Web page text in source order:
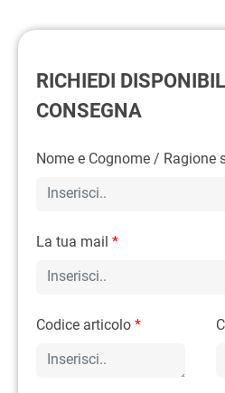
RICHIEDI
CONSEGNA
Nome e Cognome / Ragione
La tua mail *
Codice articolo *